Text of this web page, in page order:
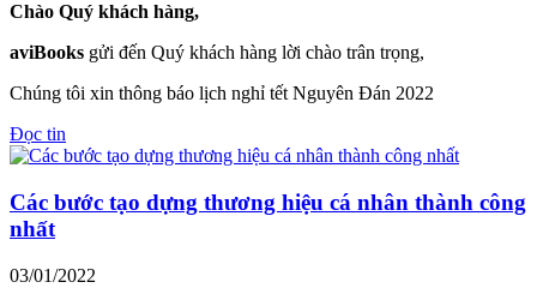
Chào Quý khách hàng,
aviBooks gửi đến Quý khách hàng lời chào trân trọng,
Chúng tôi xin thông báo lịch nghỉ tết Nguyên Đán 2022
Đọc tin
Các bước tạo dựng thương hiệu cá nhân thành công
nhất
03/01/2022